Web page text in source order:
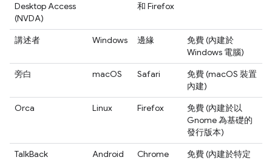
Desktop Access
(NVDA)
和 Firefox
講述者 Windows 邊緣
免費 (內建於
Windows 電腦)
旁白
macOS Safari
免費 (macOS 裝置
內建)
Orca
Linux Firefox
免費 (內建於以
Gnome 為基礎的
發行版本)
TalkBack
Android
Chrome
免費 (內建於特定